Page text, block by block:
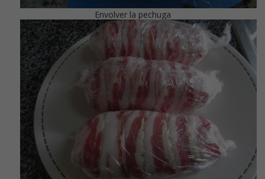
Envolver la pechuga